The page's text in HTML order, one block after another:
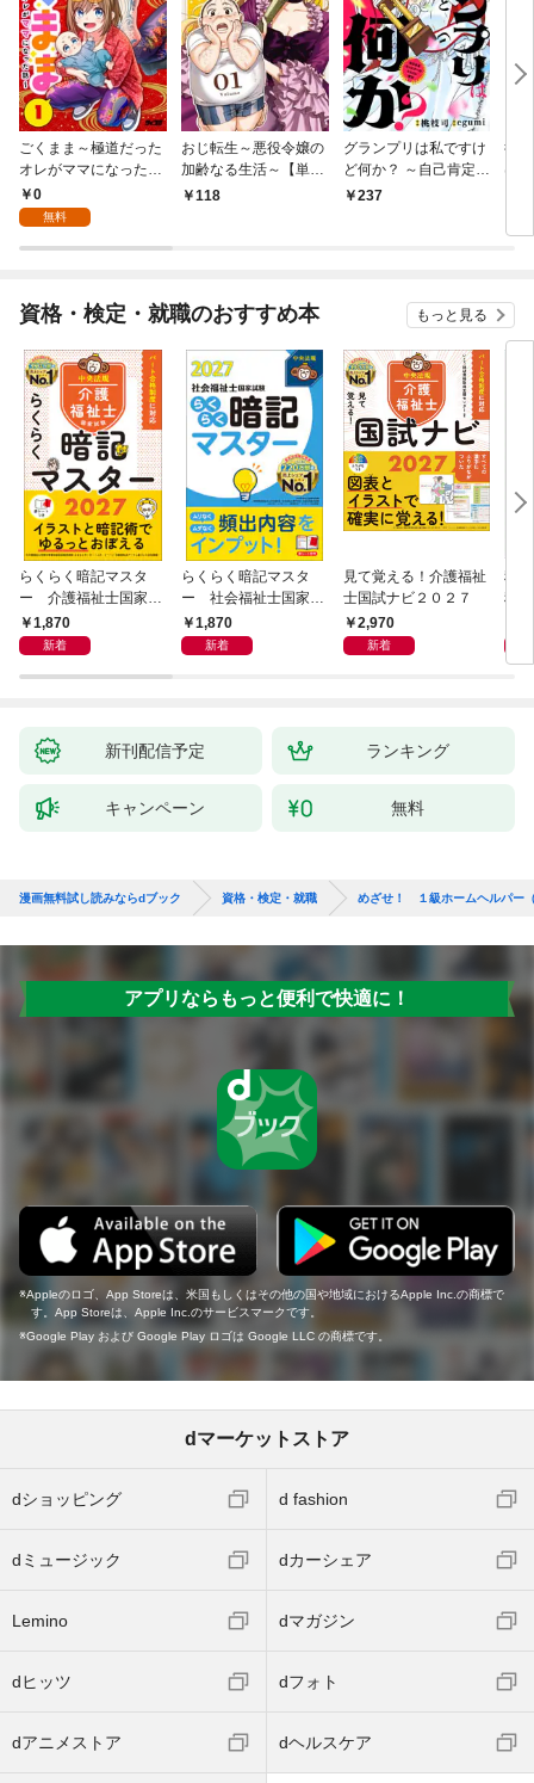
ごくまま～極道だった
オレがママになった話
～【単話】（１）
0
無料
おじ転生～悪役令嬢の
加齢なる生活～【単
話】（１）
118
グランプリは私ですけ
ど何か？ ～自己肯定モ
ンスターのミスコン無
237
後
は
資格・検定・就職のおすすめ本 もっと見る
らくらく暗記マスタ
ー 介護福祉士国家試
験２０２７
1,870
新着
らくらく暗記マスタ
ー 社会福祉士国家試
験２０２７
1,870
新着
見て覚える！介護福祉
士国試ナビ２０２７
2,970
新着
税
税
新刊配信予定 ランキング
キャンペーン 無料
漫画無料試し読みならdブック 資格・検定・就職 めざせ！ １級ホームヘルパー
アプリならもっと便利で快適に！
Appleのロゴ、App Storeは、米国もしくはその他の国や地域におけるApple Inc.の商標で
す。App Storeは、Apple Inc.のサービスマークです。
Google Play および Google Play ロゴは Google LLC の商標です。
dマーケットストア
dショッピング d fashion
dミュージック dカーシェア
Lemino dマガジン
dヒッツ dフォト
dアニメストア dヘルスケア